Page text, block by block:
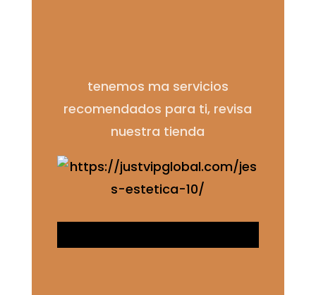
tenemos ma servicios
recomendados para ti, revisa
nuestra tienda